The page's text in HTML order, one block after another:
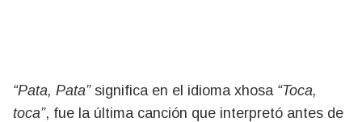
“Pata, Pata” significa en el idioma xhosa “Toca,
toca”, fue la última canción que interpretó antes de